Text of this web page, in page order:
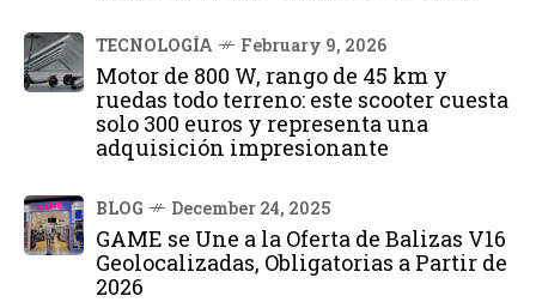
TECNOLOGÍA February 9, 2026
Motor de 800 W, rango de 45 km y
ruedas todo terreno: este scooter cuesta
solo 300 euros y representa una
adquisición impresionante
BLOG December 24, 2025
GAME se Une a la Oferta de Balizas V16
Geolocalizadas, Obligatorias a Partir de
2026